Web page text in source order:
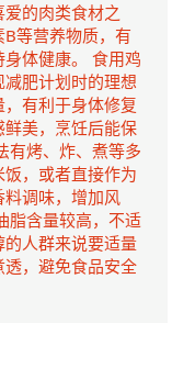
的肉类食材之
等营养物质，有
体健康。 食用鸡
肥计划时的理想
有利于身体修复
美，烹饪后能保
有烤、炸、煮等多
，或者直接作为
调味，增加风
脂含量较高，不适
人群来说要适量
，避免食品安全